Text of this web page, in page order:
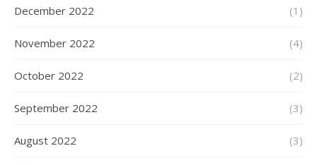
December 2022 (1)
November 2022 (4)
October 2022 (2)
September 2022 (3)
August 2022 (3)